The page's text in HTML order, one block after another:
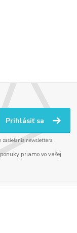
Prihlásiť sa
zasielania newslettera.
priamo vo vašej